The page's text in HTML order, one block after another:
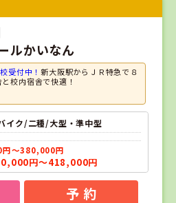
ルかいなん
受付中！新大阪駅からＪＲ特急で８
校内宿舎で快適！
イク/二種/大型・準中型
～380,000円
円～418,000円
予 約